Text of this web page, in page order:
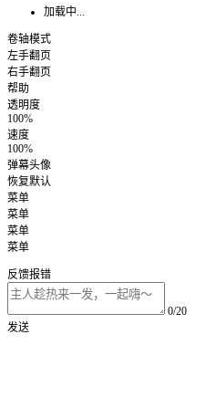
加载中...
卷轴模式
左手翻页
右手翻页
帮助
透明度
100%
速度
100%
弹幕头像
恢复默认
菜单
菜单
菜单
菜单
反馈报错
0/20
发送